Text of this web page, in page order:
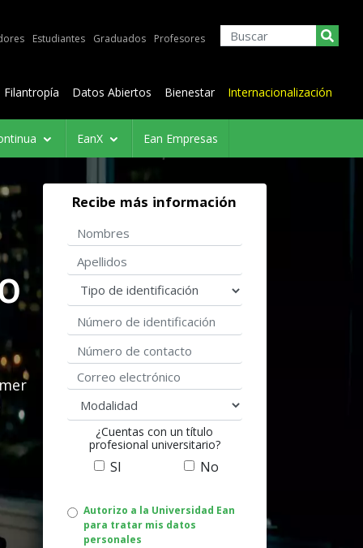
Estudiantes Graduados Profesores
Filantropía Datos Abiertos Bienestar Internacionalización
EanX Ean Empresas
Recibe más información
Nombres
Apellidos
Tipo de identificación
Número de identificación
Número de contacto
Correo electrónico
modalidad
¿Cuentas con un título
profesional universitario?
SI No
Autorizo
uso
Autorizo a la Universidad Ean
para tratar mis datos
personales